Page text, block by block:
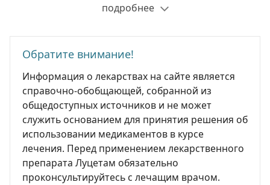
подробнее
Обратите внимание!
Информация о лекарствах на сайте является
справочно-обобщающей, собранной из
общедоступных источников и не может
служить основанием для принятия решения об
использовании медикаментов в курсе
лечения. Перед применением лекарственного
препарата Луцетам обязательно
проконсультируйтесь с лечащим врачом.